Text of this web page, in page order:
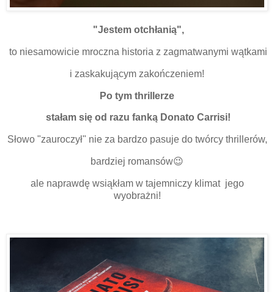
"Jestem otchłanią",
to niesamowicie mroczna historia z zagmatwanymi wątkami
i zaskakującym zakończeniem!
Po tym thrillerze
stałam się od razu fanką Donato Carrisi!
Słowo "zauroczył" nie za bardzo pasuje do twórcy thrillerów,
bardziej romansów😉
ale naprawdę wsiąkłam w tajemniczy klimat jego
wyobrażni!